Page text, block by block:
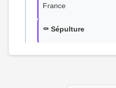
France
⚰️ Sépulture